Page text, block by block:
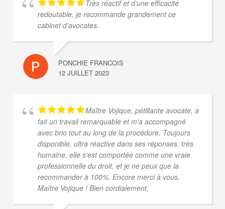
Très réactif et d'une efficacité
redoutable, je recommande grandement ce
cabinet d'avocates.
PONCHIE FRANCOIS
12 JUILLET 2023
Maître Vojique, pétillante avocate, a
fait un travail remarquable et m'a accompagné
avec brio tout au long de la procédure. Toujours
disponible, ultra réactive dans ses réponses, très
humaine, elle s'est comportée comme une vraie
professionnelle du droit, et je ne peux que la
recommander à 100%. Encore merci à vous,
Maître Vojique ! Bien cordialement,